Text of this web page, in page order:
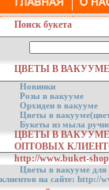
Поиск букета
ЦВЕТЫ В ВАКУУМЕ
Новинки
Розы в вакууме
Орхидеи в вакууме
Цветы в
Букеты из мыла
ЦВЕТЫ В
ОПТОВЫХ
http://www.buket-
Цветы в вакууме для
клиентов на сайте: http://